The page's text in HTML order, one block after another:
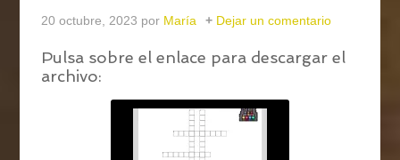
20 octubre, 2023 por María Dejar un comentario
Pulsa sobre el enlace para descargar el
archivo: